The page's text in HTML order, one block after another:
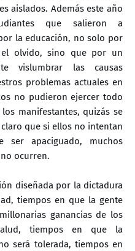
aislados. Además este año
que salieron a
la educación, no solo por
olvido, sino que por un
vislumbrar las causas
problemas actuales en
no pudieron ejercer todo
manifestantes, quizás se
que si ellos no intentan
apaciguado, muchos
ocurren.
diseñada por la dictadura
tiempos en que la gente
ganancias de los
tiempos en que la
será tolerada, tiempos en